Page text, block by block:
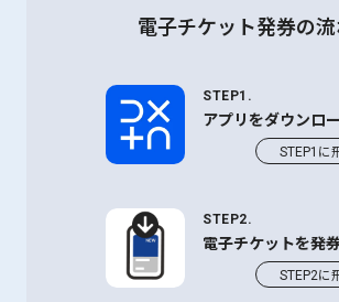
電子チケット発券の
STEP1.
アプリをダウンロ
STEP1
STEP2.
電子チケットを発券
STEP2